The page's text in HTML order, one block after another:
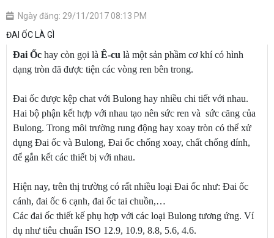
Ngày đăng: 29/11/2017 08:13 PM
ĐAI ỐC LÀ GÌ
Đai Ốc hay còn gọi là Ê-cu là một sản phầm cơ khí có hình
dạng tròn đã được tiện các vòng ren bên trong.
Đai ốc được kệp chat với Bulong hay nhiều chi tiết với nhau.
Hai bộ phận kết hợp với nhau tạo nên sức ren và sức căng của
Bulong. Trong môi trường rung động hay xoay tròn có thể xử
dụng Đai ốc và Bulong, Đai ốc chống xoay, chất chống dính,
để gắn kết các thiết bị với nhau.
Hiện nay, trên thị trường có rất nhiều loại Đai ốc như: Đai ốc
cánh, đai ốc 6 cạnh, đai ốc tai chuồn,…
Các đai ốc thiết kế phụ hợp với các loại Bulong tương ứng. Ví
dụ như tiêu chuẩn ISO 12.9, 10.9, 8.8, 5.6, 4.6.